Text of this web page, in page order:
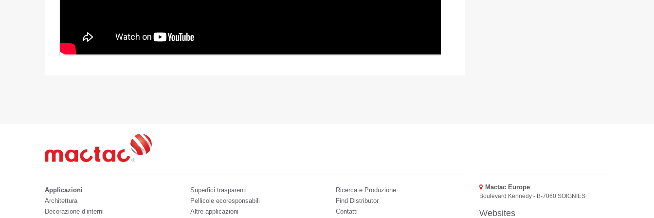
Applicazioni
Architettura
Decorazione d’interni
Superfici trasparenti
Pellicole ecoresponsabili
Altre applicazioni
Ricerca e Produzione
Find Distributor
Contatti
Mactac Europe
Boulevard Kennedy - B-7060 SOIGNIES
Websites